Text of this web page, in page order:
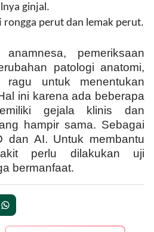
ginjal.
rongga perut dan lemak perut.
pemeriksaan
patologi anatomi,
untuk menentukan
ini karena ada beberapa
gejala klinis dan
hampir sama. Sebagai
dan AI. Untuk membantu
perlu dilakukan uji
bermanfaat.